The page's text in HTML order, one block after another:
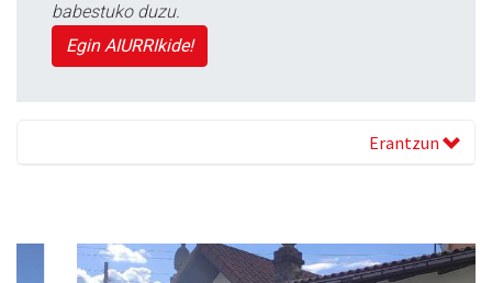
babestuko duzu.
Egin AIURRIkide!
Erantzun